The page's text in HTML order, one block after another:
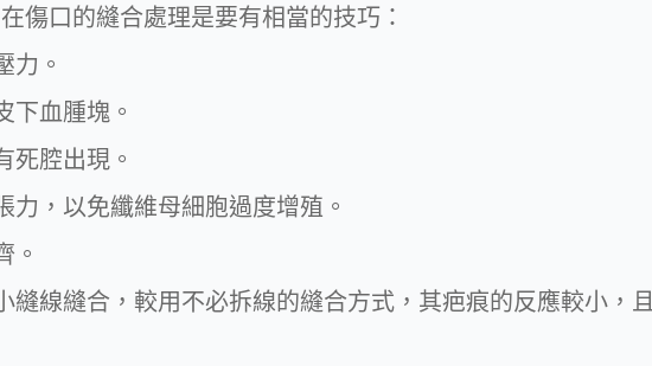
傷口的縫合處理是要有相當的技巧：
。
血腫塊。
腔出現。
，以免纖維母細胞過度增殖。
線縫合，較用不必拆線的縫合方式，其疤痕的反應較小，